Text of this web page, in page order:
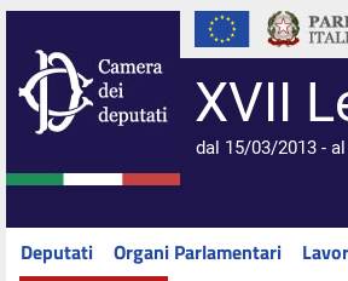
XVII
dal 15/03/2013 -
Deputati Organi Parlamentari